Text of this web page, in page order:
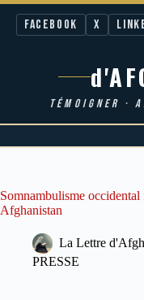
Facebook X
TÉMOIGNER ·
Somnambulisme
Afghanistan
La Lettre
PRESSE